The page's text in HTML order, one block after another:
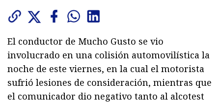
El conductor de Mucho Gusto se vio
involucrado en una colisión automovilística la
noche de este viernes, en la cual el motorista
sufrió lesiones de consideración, mientras que
el comunicador dio negativo tanto al alcotest